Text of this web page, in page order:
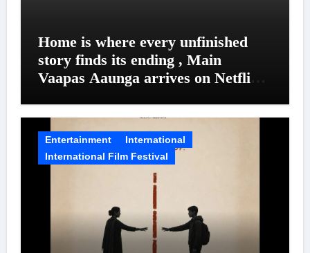
Home is where every unfinished
story finds its ending , Main
Vaapas Aaunga arrives on Netflix
Entertainment
International
International Film Festival